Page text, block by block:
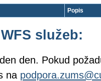
Popis
služeb:
den. Pokud
na